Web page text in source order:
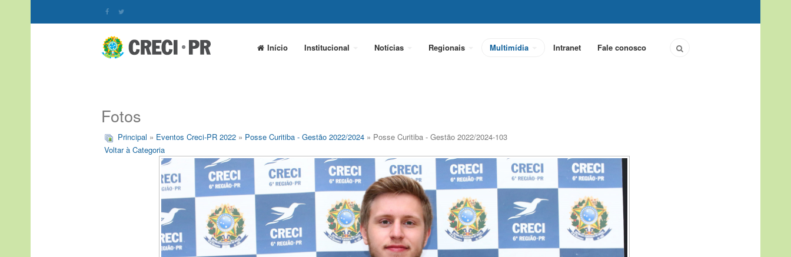
Início Institucional Notícias Regionais Multimídia Intranet Fale conosco
Fotos
Principal » Eventos Creci-PR 2022 » Posse Curitiba - Gestão 2022/2024 » Posse Curitiba - Gestão 2022/2024-103
Voltar à Categoria